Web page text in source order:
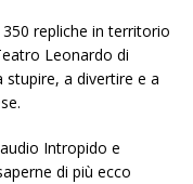
repliche in territorio
Leonardo di
stupire, a divertire e a
Intropido e
di più ecco